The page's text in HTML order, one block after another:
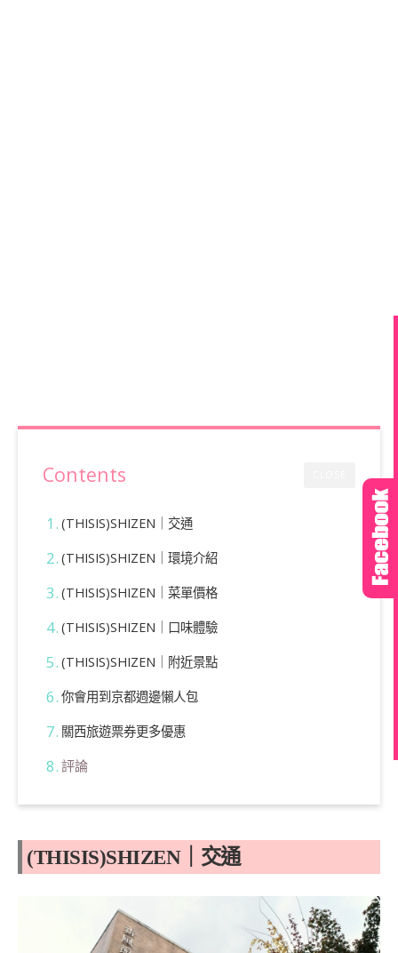
Contents
(THISIS)SHIZEN｜交通
(THISIS)SHIZEN｜環境介紹
(THISIS)SHIZEN｜菜單價格
(THISIS)SHIZEN｜口味體驗
(THISIS)SHIZEN｜附近景點
你會用到京都週邊懶人包
關西旅遊票券更多優惠
評論
(THISIS)SHIZEN｜交通